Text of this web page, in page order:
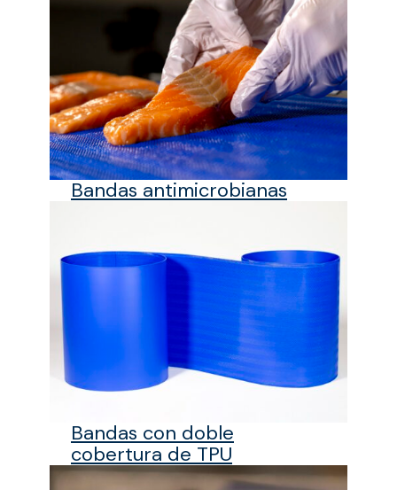
Bandas antimicrobianas
Bandas con doble
cobertura de TPU